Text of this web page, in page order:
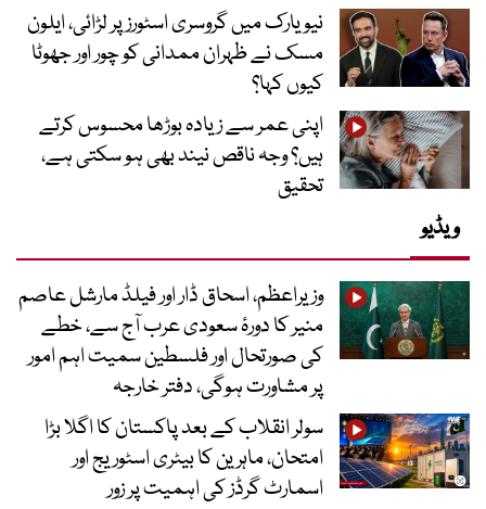
نیویارک میں گروسری اسٹورز پر لڑائی، ایلون
مسک نے ظہران ممدانی کو چور اور جھوٹا
کیوں کہا؟
اپنی عمر سے زیادہ بوڑھا محسوس کرتے
ہیں؟ وجہ ناقص نیند بھی ہو سکتی ہے،
تحقیق
ویڈیو
وزیراعظم، اسحاق ڈار اور فیلڈ مارشل عاصم
منیر کا دورۂ سعودی عرب آج سے، خطے
کی صورتحال اور فلسطین سمیت اہم امور
پر مشاورت ہوگی، دفتر خارجہ
سولر انقلاب کے بعد پاکستان کا اگلا بڑا
امتحان، ماہرین کا بیٹری اسٹوریج اور
اسمارٹ گرڈز کی اہمیت پر زور